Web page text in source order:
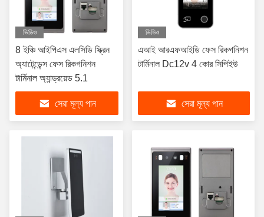
ভিডিও
8 ইঞ্চি আইপিএস এলসিডি স্ক্রিন
অ্যাটেন্ডেন্স ফেস রিকগনিশন
টার্মিনাল অ্যান্ড্রয়েড 5.1
সেরা মূল্য পান
ভিডিও
এআই আরএফআইডি ফেস রিকগনিশন
টার্মিনাল Dc12v 4 কোর সিপিইউ
সেরা মূল্য পান